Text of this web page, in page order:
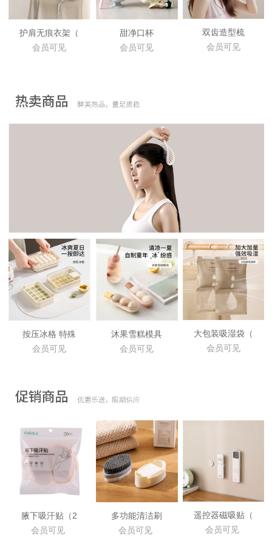
护肩无痕衣架（
会员可见
甜净口杯
会员可见
双齿造型梳
会员可见
按压冰格 特殊
会员可见
沐果雪糕模具
会员可见
大包装吸湿袋（
会员可见
腋下吸汗贴（2
会员可见
多功能清洁刷
会员可见
遥控器磁吸贴（
会员可见